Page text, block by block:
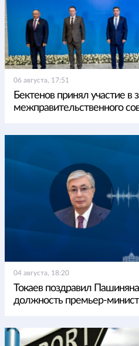
06 августа, 17:51
Бектенов принял участие в
межправительственного
04 августа, 18:20
Токаев поздравил
должность премьер-